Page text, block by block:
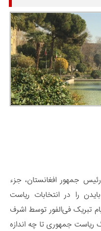
رئیس جمهور افغانستان، جزء
را در انتخابات ریاست
تبریک فی‌الفور توسط اشرف
جمهوری تا چه اندازه